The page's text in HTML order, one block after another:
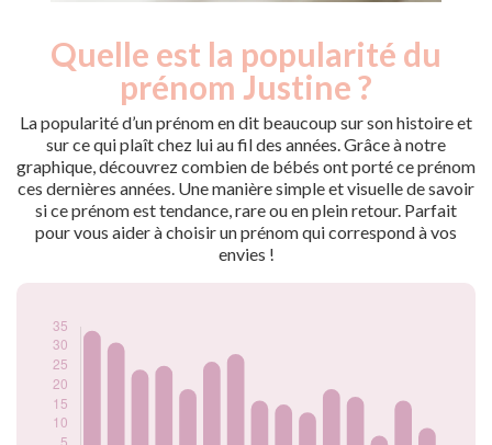
Quelle est la popularité du
prénom Justine ?
La popularité d’un prénom en dit beaucoup sur son histoire et
sur ce qui plaît chez lui au fil des années. Grâce à notre
graphique, découvrez combien de bébés ont porté ce prénom
ces dernières années. Une manière simple et visuelle de savoir
si ce prénom est tendance, rare ou en plein retour. Parfait
pour vous aider à choisir un prénom qui correspond à vos
envies !
Année
Nouveaux-
nés
2010
34
2011
31
2012
24
2013
25
2014
19
2015
26
2019
13
2020
2021
2022
2023